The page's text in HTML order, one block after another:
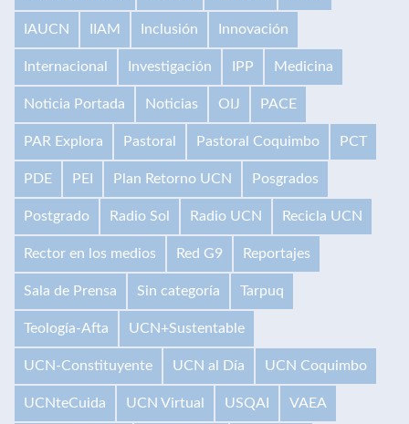
IAUCN IIAM Inclusión Innovación
Internacional Investigación IPP Medicina
Noticia Portada Noticias OIJ PACE
PAR Explora Pastoral Pastoral Coquimbo PCT
PDE PEI Plan Retorno UCN Posgrados
Postgrado Radio Sol Radio UCN Recicla UCN
Rector en los medios Red G9 Reportajes
Sala de Prensa Sin categoría Tarpuq
Teología-Afta UCN+Sustentable
UCN-Constituyente UCN al Día UCN Coquimbo
UCNteCuida UCN Virtual USQAI VAEA